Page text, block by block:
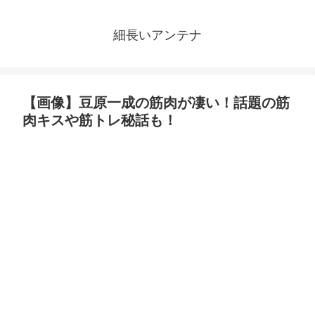
細長いアンテナ
【画像】豆原一成の筋肉が凄い！話題の筋
肉キスや筋トレ秘話も！